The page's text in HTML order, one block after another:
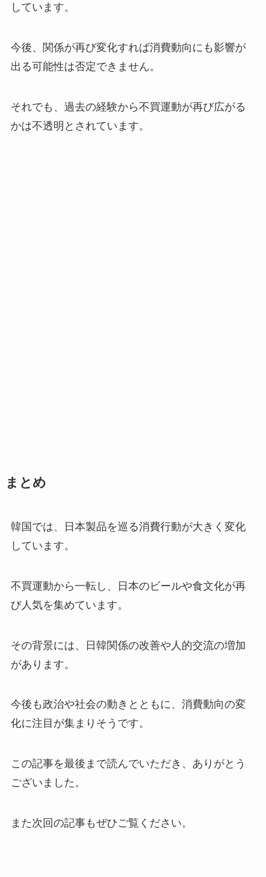
しています。
今後、関係が再び変化すれば消費動向にも影響が
出る可能性は否定できません。
それでも、過去の経験から不買運動が再び広がる
かは不透明とされています。
まとめ
韓国では、日本製品を巡る消費行動が大きく変化
しています。
不買運動から一転し、日本のビールや食文化が再
び人気を集めています。
その背景には、日韓関係の改善や人的交流の増加
があります。
今後も政治や社会の動きとともに、消費動向の変
化に注目が集まりそうです。
この記事を最後まで読んでいただき、ありがとう
ございました。
また次回の記事もぜひご覧ください。